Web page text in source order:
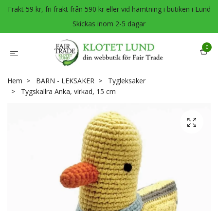
Frakt 59 kr, fri frakt från 590 kr eller vid hämtning i butiken i Lund
Skickas inom 2-5 dagar
0
Hem BARN - LEKSAKER
Tygleksaker
Tygskallra Anka, virkad, 15 cm